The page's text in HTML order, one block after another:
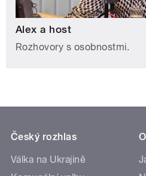
Alex a host
Rozhovory s osobnostmi.
Český rozhlas
Válka na Ukrajině